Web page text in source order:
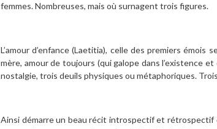
femmes. Nombreuses, mais où surnagent trois figures.
L’amour d’enfance (Laetitia), celle des premiers
mère, amour de toujours (qui galope dans l’existence
nostalgie, trois deuils physiques ou métaphoriques.
Ainsi démarre un beau récit introspectif et